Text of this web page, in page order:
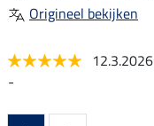
Origineel bekijken
12.3.2026
-